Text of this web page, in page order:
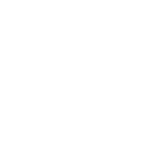
МОИХ
ИНФОРМАЦИОННЫХ